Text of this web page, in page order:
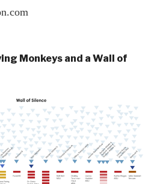
Monkeys and a Wall of